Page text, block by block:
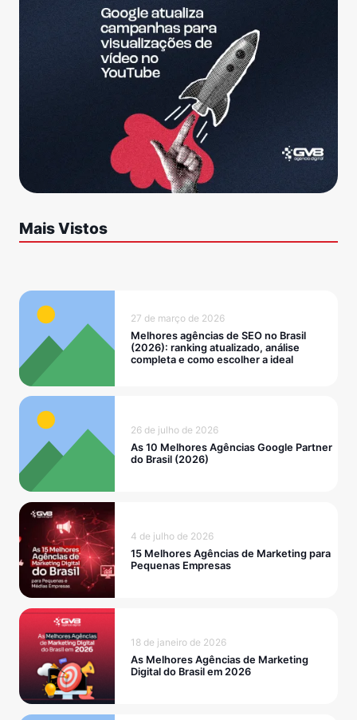
Mais Vistos
27 de março de 2026
Melhores agências de SEO no Brasil
(2026): ranking atualizado, análise
completa e como escolher a ideal
26 de julho de 2026
As 10 Melhores Agências Google Partner
do Brasil (2026)
4 de julho de 2026
15 Melhores Agências de Marketing para
Pequenas Empresas
18 de janeiro de 2026
As Melhores Agências de Marketing
Digital do Brasil em 2026